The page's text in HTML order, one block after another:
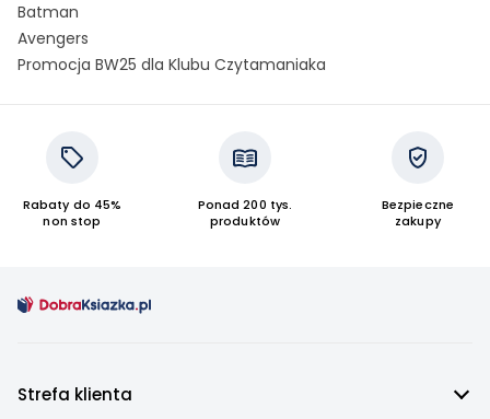
Batman
Avengers
Promocja BW25 dla Klubu Czytamaniaka
Rabaty do 45%
non stop
Ponad 200 tys.
produktów
Bezpieczne
zakupy
Strefa klienta